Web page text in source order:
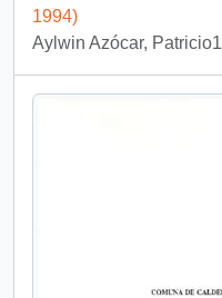
1994)
Aylwin Azócar, Patricio1